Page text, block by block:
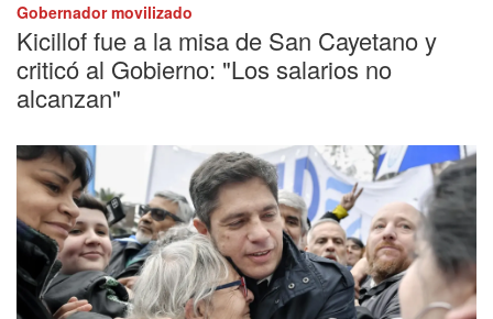
Gobernador movilizado
Kicillof fue a la misa de San Cayetano y
criticó al Gobierno: "Los salarios no
alcanzan"